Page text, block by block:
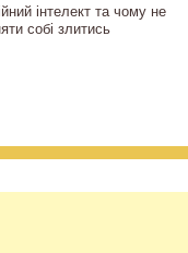
інтелект та чому не
собі злитись